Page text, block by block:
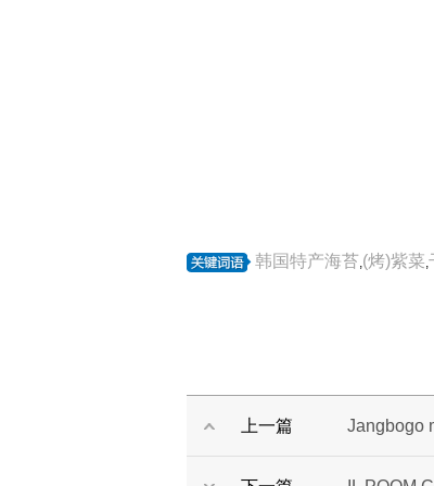
韩国特产海苔,(烤)紫菜,
上一篇 Jangbogo